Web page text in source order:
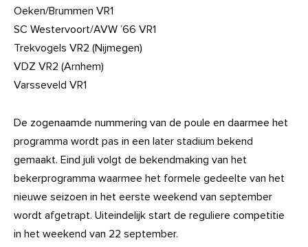
Oeken/Brummen VR1
SC Westervoort/AVW ’66 VR1
Trekvogels VR2 (Nijmegen)
VDZ VR2 (Arnhem)
Varsseveld VR1
De zogenaamde nummering van de poule en daarmee het
programma wordt pas in een later stadium bekend
gemaakt. Eind juli volgt de bekendmaking van het
bekerprogramma waarmee het formele gedeelte van het
nieuwe seizoen in het eerste weekend van september
wordt afgetrapt. Uiteindelijk start de reguliere competitie
in het weekend van 22 september.